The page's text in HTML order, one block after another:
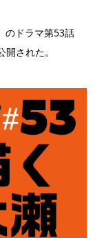
のドラマ第53話
された。